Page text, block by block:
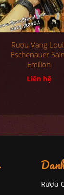
Rượu Vang
Eschenauer
Emilion
Liên hệ
Rượu